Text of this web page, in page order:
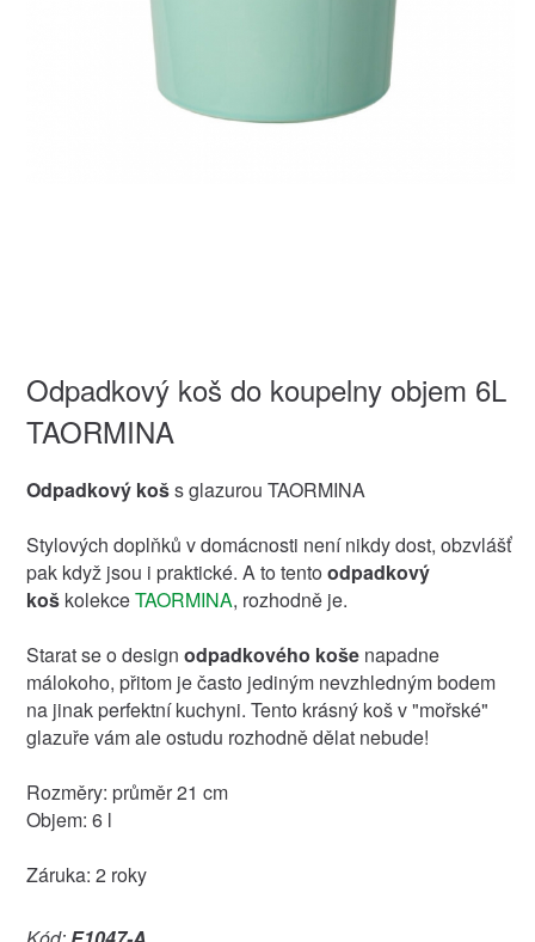
Odpadkový koš do koupelny objem 6L
TAORMINA
Odpadkový košs glazurou TAORMINA
Stylových doplňků v domácnosti není nikdy dost, obzvlášť
pak když jsou i praktické. A to tento odpadkový
koškolekceTAORMINA, rozhodně je.
Starat se o design odpadkového košenapadne
málokoho, přitom je často jediným nevzhledným bodem
na jinak perfektní kuchyni. Tento krásný koš v "mořské"
glazuře vám ale ostudu rozhodně dělat nebude!
Rozměry: průměr 21 cm
Objem: 6 l
Záruka: 2 roky